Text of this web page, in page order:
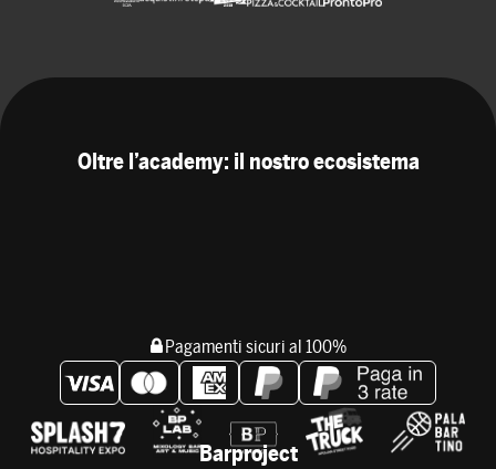
Oltre l’academy: il nostro ecosistema
Pagamenti sicuri al 100%
Barproject